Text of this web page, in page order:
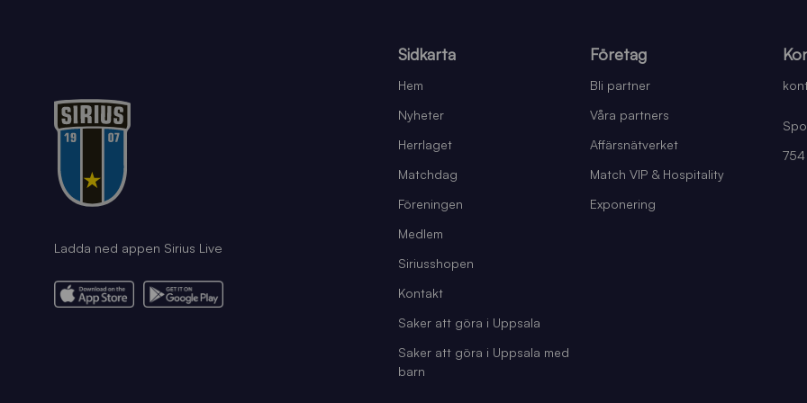
Ladda ned appen Sirius Live
Sidkarta
Hem
Nyheter
Herrlaget
Matchdag
Föreningen
Medlem
Siriusshopen
Kontakt
Saker att göra i Uppsala
Saker att göra i Uppsala med
barn
Företag
Bli partner
Våra partners
Affärsnätverket
Match VIP & Hospitality
Exponering
754